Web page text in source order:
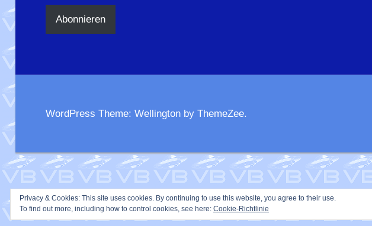
Adresse
Abonnieren
WordPress Theme: Wellington by ThemeZee.
Privacy & Cookies: This site uses cookies. By continuing to use this website, you agree to their use.
To find out more, including how to control cookies, see here: Cookie-Richtlinie